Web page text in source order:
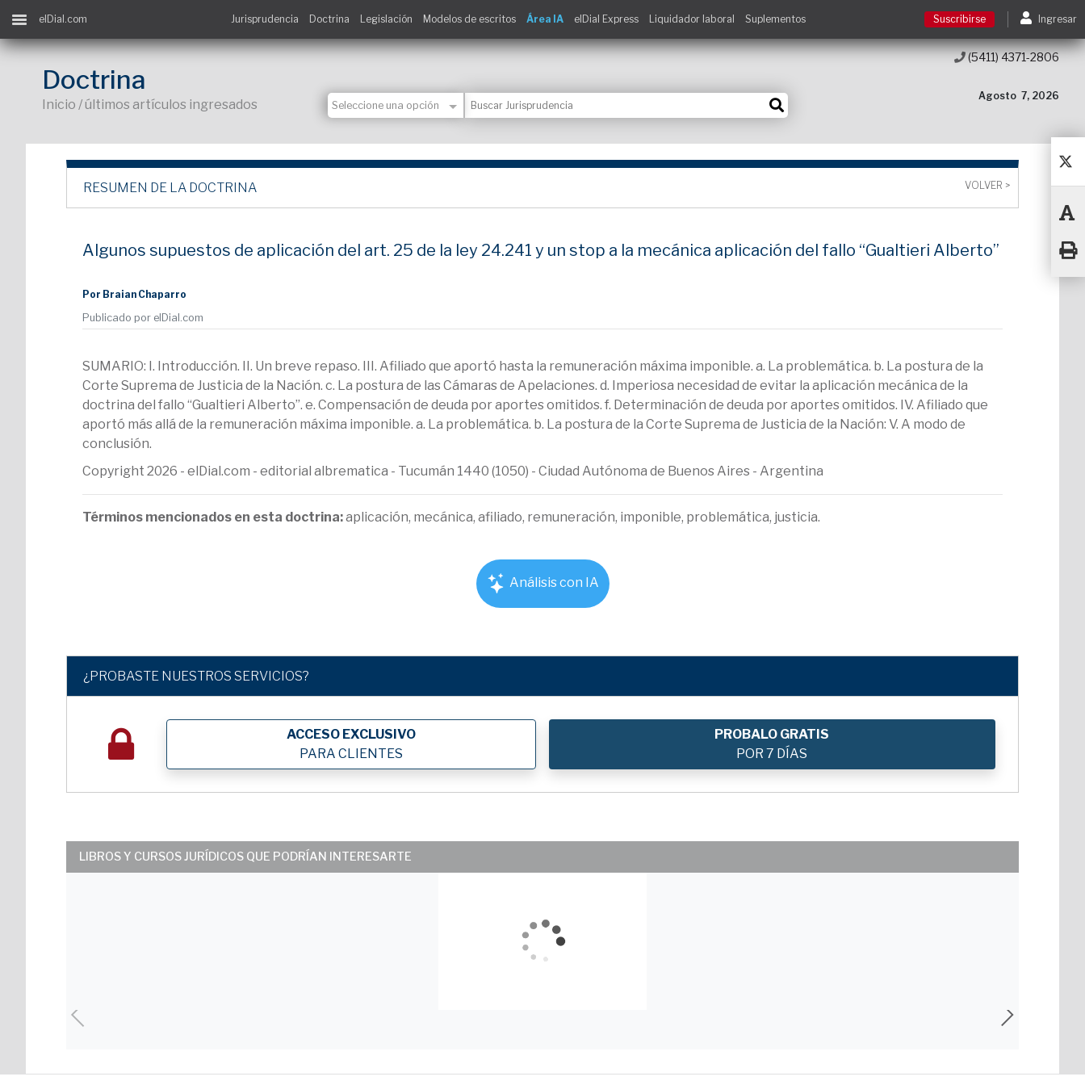
Suscribirse
Acceso a cursos
elDial.com Jurisprudencia Doctrina Legislación Modelos de escritos Área IA elDial Express Liquidador laboral Suplementos Suscribirse Ingresar
Doctrina
Inicio / últimos artículos ingresados
Agosto 7, 2026
(5411) 4371-2806
RESUMEN DE LA DOCTRINA VOLVER >
Algunos supuestos de aplicación del art. 25 de la ley 24.241 y un stop a la mecánica aplicación del fallo “Gualtieri Alberto”
Por Braian Chaparro
Publicado por elDial.com
SUMARIO: I. Introducción. II. Un breve repaso. III. Afiliado que aportó hasta la remuneración máxima imponible. a. La problemática. b. La postura de la
Corte Suprema de Justicia de la Nación. c. La postura de las Cámaras de Apelaciones. d. Imperiosa necesidad de evitar la aplicación mecánica de la
doctrina del fallo “Gualtieri Alberto”. e. Compensación de deuda por aportes omitidos. f. Determinación de deuda por aportes omitidos. IV. Afiliado que
aportó más allá de la remuneración máxima imponible. a. La problemática. b. La postura de la Corte Suprema de Justicia de la Nación: V. A modo de
conclusión.
Copyright 2026 - elDial.com - editorial albrematica - Tucumán 1440 (1050) - Ciudad Autónoma de Buenos Aires - Argentina
Términos mencionados en esta doctrina:aplicación, mecánica, afiliado, remuneración, imponible, problemática, justicia.
Análisis con IA
¿PROBASTE NUESTROS SERVICIOS?
ACCESO EXCLUSIVO
PARA CLIENTES
PROBALO GRATIS
POR 7 DÍAS
LIBROS Y CURSOS JURÍDICOS QUE PODRÍAN INTERESARTE